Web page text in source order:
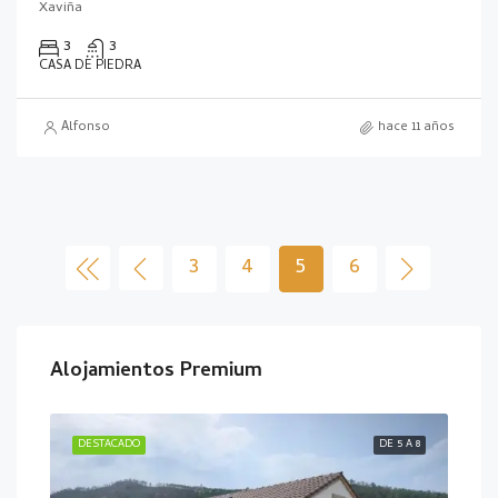
Xaviña
3 3
CASA DE PIEDRA
Alfonso hace 11 años
3 4 5 6
Alojamientos Premium
DE 5 A 8
DESTACADO